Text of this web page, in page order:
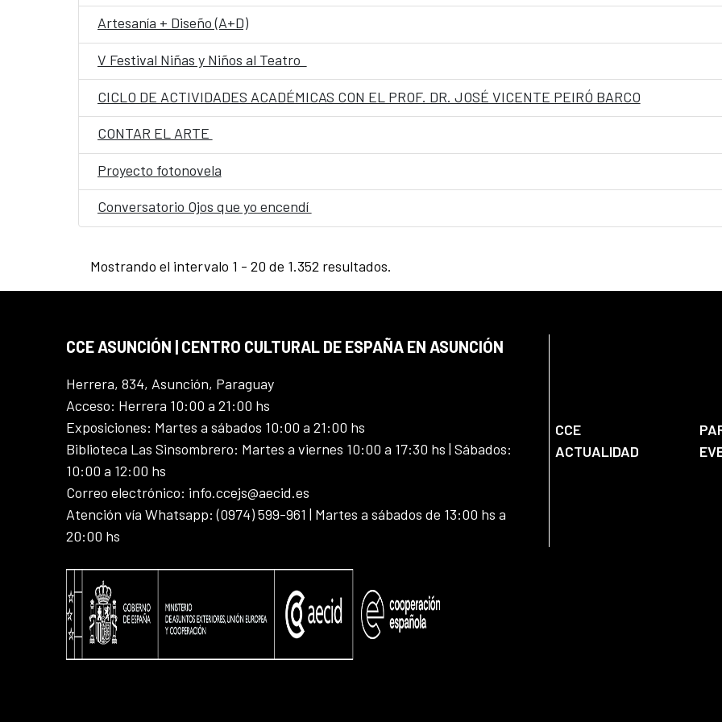
Artesanía + Diseño (A+D)
V Festival Niñas y Niños al Teatro
CICLO DE ACTIVIDADES ACADÉMICAS CON EL PROF. DR. JOSÉ VICENTE PEIRÓ BARCO
CONTAR EL ARTE
Proyecto fotonovela
Conversatorio Ojos que yo encendí
Mostrando el intervalo 1 - 20 de 1.352 resultados.
CCE ASUNCIÓN | CENTRO CULTURAL DE ESPAÑA EN ASUNCIÓN
Herrera, 834, Asunción, Paraguay
Acceso: Herrera 10:00 a 21:00 hs
Exposiciones: Martes a sábados 10:00 a 21:00 hs
Biblioteca Las Sinsombrero: Martes a viernes 10:00 a 17:30 hs | Sábados:
10:00 a 12:00 hs
Correo electrónico: info.ccejs@aecid.es
Atención vía Whatsapp: (0974) 599-961 | Martes a sábados de 13:00 hs a
20:00 hs
CCE
ACTUALIDAD